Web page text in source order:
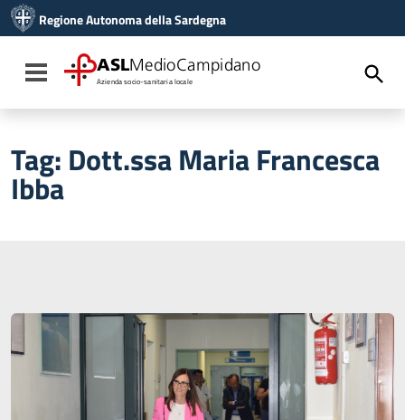
Vai al menu di navigazione
Vai al footer
Regione Autonoma della Sardegna
Toggle navigation
ASLMedioCampidano
Azienda socio-sanitaria locale
Tag: Dott.ssa Maria Francesca
Ibba